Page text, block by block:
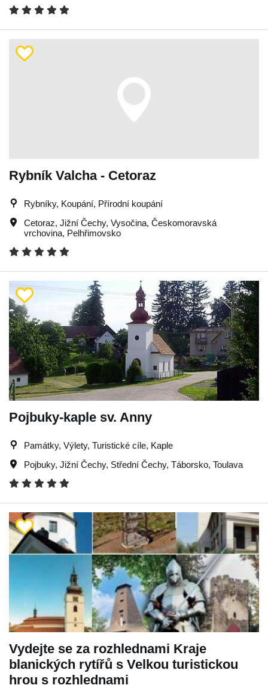
Rybník Valcha - Cetoraz
Rybníky, Koupání, Přírodní koupání
Cetoraz, Jižní Čechy, Vysočina, Českomoravská
vrchovina, Pelhřimovsko
Pojbuky-kaple sv. Anny
Památky, Výlety, Turistické cíle, Kaple
Pojbuky, Jižní Čechy, Střední Čechy, Táborsko, Toulava
Vydejte se za rozhlednami Kraje
blanických rytířů s Velkou turistickou
hrou s rozhlednami